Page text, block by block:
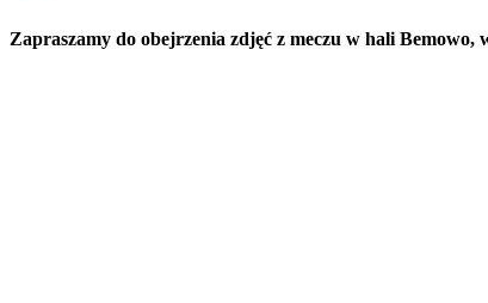
Zapraszamy do obejrzenia zdjęć z meczu w hali